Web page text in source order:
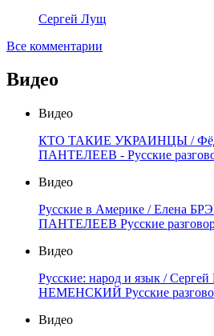
Сергей Лущ
Все комментарии
Видео
Видео
КТО ТАКИЕ УКРАИНЦЫ /
ПАНТЕЛЕЕВ - Русские
Видео
Русские в Америке / Елена
ПАНТЕЛЕЕВ Русские
Видео
Русские: народ и язык /
НЕМЕНСКИЙ Русские
Видео